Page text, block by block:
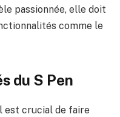
passionnée, elle doit
comme le
du S Pen
est crucial de faire